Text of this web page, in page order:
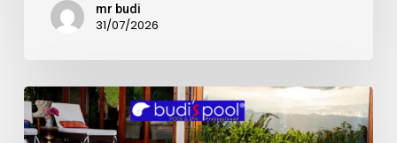
mr budi
31/07/2026
Mosaic
Kaca